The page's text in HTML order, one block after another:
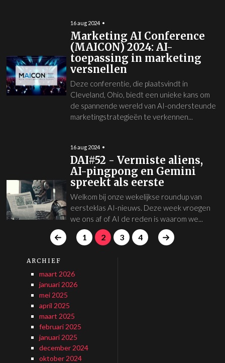
16 aug 2024
Marketing AI Conference
(MAICON) 2024: AI-
toepassing in marketing
versnellen
Deze conferentie, die plaatsvindt in
Cleveland, Ohio, biedt een unieke kans om
de spannende wereld van AI-ondersteunde
marketingstrategieën te verkennen...
16 aug 2024
DAI#52 - Vermiste aliens,
AI-pingpong en Gemini
spreekt als eerste
Welkom bij onze wekelijkse roundup van
eersteklas AI-nieuws. Deze week vroegen
we ons af of AI de reden is waarom we...
1 2 3 4
ARCHIEF
maart 2026
januari 2026
mei 2025
april 2025
maart 2025
februari 2025
januari 2025
december 2024
oktober 2024